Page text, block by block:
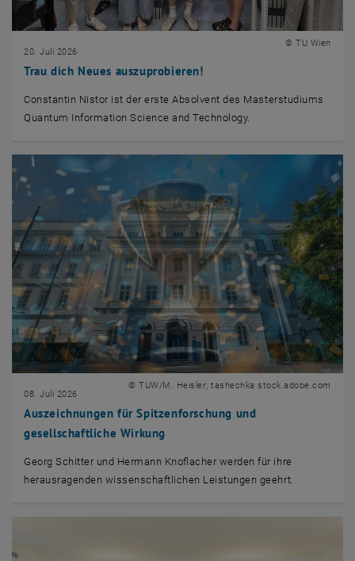
Trau dich Neues auszuprobieren!
20. Juli 2026
© TU Wien
Constantin Nistor ist der erste Absolvent des Masterstudiums
Quantum Information Science and Technology.
Auszeichnungen für Spitzenforschung und
gesellschaftliche Wirkung
08. Juli 2026
© TUW/M. Heisler; tashechka stock.adobe.com
Georg Schitter und Hermann Knoflacher werden für ihre
herausragenden wissenschaftlichen Leistungen geehrt.